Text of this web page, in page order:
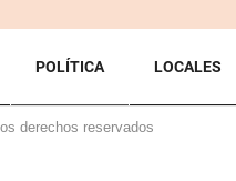
POLÍTICA LOCALES
derechos reservados